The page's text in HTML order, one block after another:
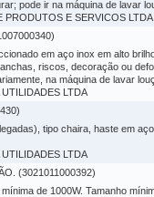
pode ir na máquina de lavar
PRODUTOS E SERVICOS LTDA
em aço inox em alto
riscos, decoração ou
na máquina de lavar
LTDA
tipo chaira, haste em
LTDA
(3021011000392)
de 1000W. Tamanho